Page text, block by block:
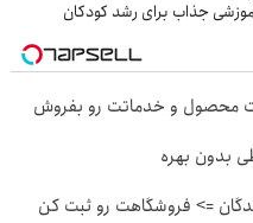
جذاب برای رشد کودکان
محصول و خدماتت رو بفروش
بدون بهره